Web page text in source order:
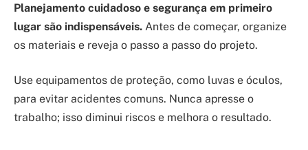
Planejamento cuidadoso e segurança em primeiro
lugar são indispensáveis. Antes de começar, organize
os materiais e reveja o passo a passo do projeto.
Use equipamentos de proteção, como luvas e óculos,
para evitar acidentes comuns. Nunca apresse o
trabalho; isso diminui riscos e melhora o resultado.